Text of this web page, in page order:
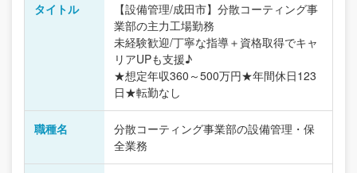
タイトル
【設備管理/成田市】分散コーティング事
業部の主力工場勤務
未経験歓迎/丁寧な指導＋資格取得でキャ
リアUPも支援♪
★想定年収360～500万円★年間休日123
日★転勤なし
職種名
分散コーティング事業部の設備管理・保
全業務